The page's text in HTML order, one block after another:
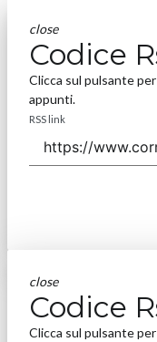
close
Codice
Clicca sul pulsante
appunti.
RSS link
close
Codice
Clicca sul pulsante